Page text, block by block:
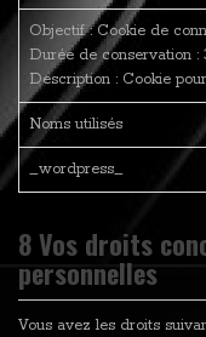
Objectif : Cookie de
Durée de conservation :
Description : Cookie
Noms utilisés
_wordpress_
8 Vos droits
personnelles
Vous avez les droits